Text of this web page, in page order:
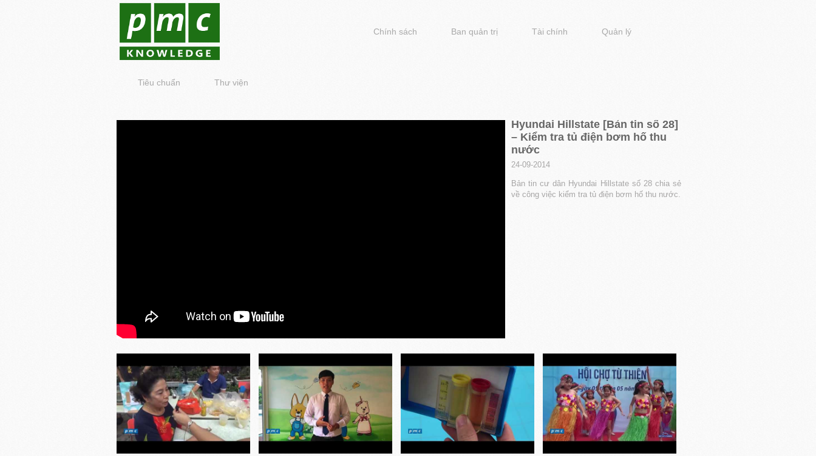
Chính sách Ban quản trị Tài chính Quản lý
Tiêu chuẩn Thư viện
Hyundai Hillstate [Bản tin số 28]
– Kiểm tra tủ điện bơm hố thu
nước
24-09-2014
Bản tin cư dân Hyundai Hillstate số 28 chia sẻ
về công việc kiểm tra tủ điện bơm hố thu nước.